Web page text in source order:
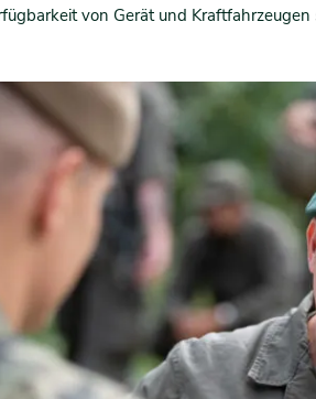
von Gerät und